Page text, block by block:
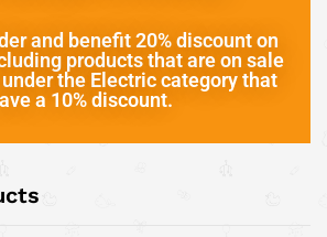
and benefit 20% discount on
products that are on sale
the Electric category that
a 10% discount.